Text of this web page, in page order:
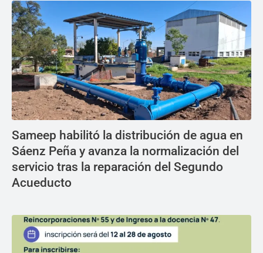
Sameep habilitó la distribución de agua en
Sáenz Peña y avanza la normalización del
servicio tras la reparación del Segundo
Acueducto